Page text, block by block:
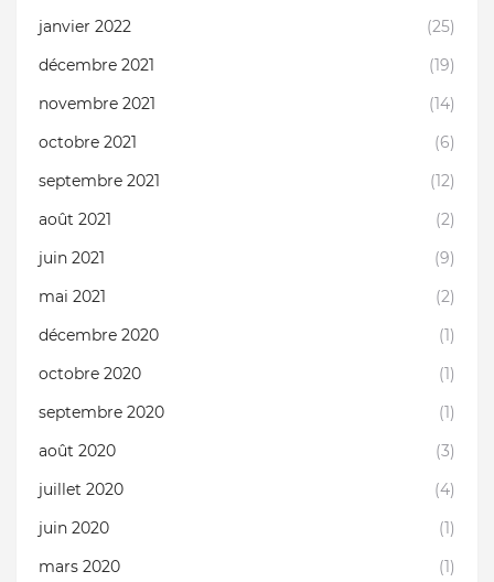
janvier 2022
(25)
décembre 2021
(19)
novembre 2021
(14)
octobre 2021
(6)
septembre 2021
(12)
août 2021
(2)
juin 2021
(9)
mai 2021
(2)
décembre 2020
(1)
octobre 2020
(1)
septembre 2020
(1)
août 2020
(3)
juillet 2020
(4)
juin 2020
(1)
mars 2020
(1)